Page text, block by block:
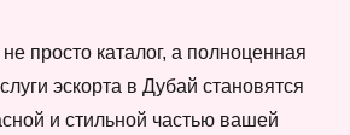
просто каталог, а полноценная
эскорта в Дубай становятся
и стильной частью вашей